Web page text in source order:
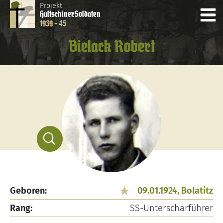
Projekt
HultschinerSoldaten
1939 - 45
Bielack Robert
Geboren:
09.01.1924, Bolatitz
Rang:
SS-Unterscharführer